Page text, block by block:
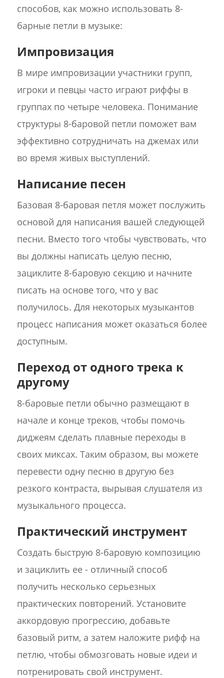
способов, как можно использовать 8-
барные петли в музыке:
Импровизация
В мире импровизации участники групп,
игроки и певцы часто играют риффы в
группах по четыре человека. Понимание
структуры 8-баровой петли поможет вам
эффективно сотрудничать на джемах или
во время живых выступлений.
Написание песен
Базовая 8-баровая петля может послужить
основой для написания вашей следующей
песни. Вместо того чтобы чувствовать, что
вы должны написать целую песню,
зациклите 8-баровую секцию и начните
писать на основе того, что у вас
получилось. Для некоторых музыкантов
процесс написания может оказаться более
доступным.
Переход от одного трека к
другому
8-баровые петли обычно размещают в
начале и конце треков, чтобы помочь
диджеям сделать плавные переходы в
своих миксах. Таким образом, вы можете
перевести одну песню в другую без
резкого контраста, вырывая слушателя из
музыкального процесса.
Практический инструмент
Создать быструю 8-баровую композицию
и зациклить ее - отличный способ
получить несколько серьезных
практических повторений. Установите
аккордовую прогрессию, добавьте
базовый ритм, а затем наложите рифф на
петлю, чтобы обмозговать новые идеи и
потренировать свой инструмент.